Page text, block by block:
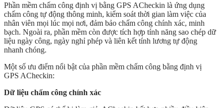
Phần mềm chấm công định vị bằng GPS ACheckin là ứng dụng
chấm công tự động thông minh, kiểm soát thời gian làm việc của
nhân viên mọi lúc mọi nơi, đảm bảo chấm công chính xác, minh
bạch. Ngoài ra, phần mềm còn được tích hợp tính năng sao chép dữ
liệu ngày công, ngày nghỉ phép và liên kết tính lương tự động
nhanh chóng.
Một số ưu điểm nổi bật của phần mềm chấm công bằng định vị
GPS ACheckin:
Dữ liệu chấm công chính xác